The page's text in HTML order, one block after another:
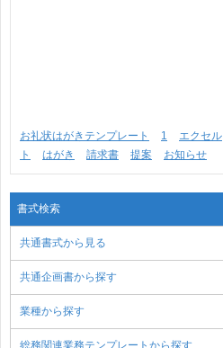
お礼状はがきテンプレート 1 エクセル
ト
はがき 請求書 提案 お知らせ
書式検索
共通書式から見る
共通企画書から探す
業種から探す
総務関連業務テンプレートから探す